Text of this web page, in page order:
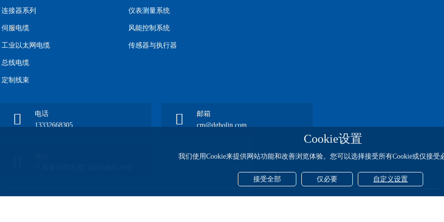
Cookie设置
我们使用Cookie来提供网站功能和改善浏览体验。您可以选择接受所有Cookie或仅接受
接受全部 仅必要 自定义设置
连接器系列
伺服电缆
工业以太网电缆
总线电缆
定制线束
仪表测量系统
风能控制系统
传感器与执行器
电话
13332668305
邮箱
cm@dgholin.com